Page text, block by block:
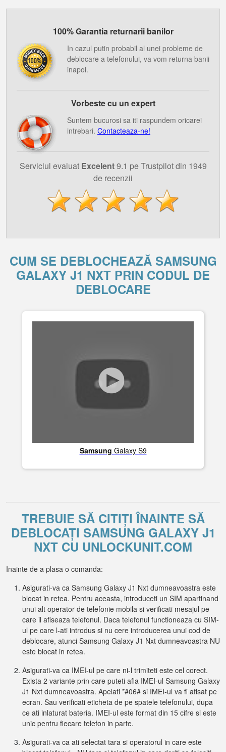
100% Garantia returnarii banilor
In cazul putin probabil al unei probleme de
deblocare a telefonului, va vom returna banii
inapoi.
Vorbeste cu un expert
Suntem bucurosi sa iti raspundem oricarei
intrebari. Contacteaza-ne!
Serviciul evaluat Excelent9.1 pe Trustpilot din 1949
de recenzii
CUM SE DEBLOCHEAZĂ SAMSUNG
GALAXY J1 NXT PRIN CODUL DE
DEBLOCARE
Samsung Galaxy S9
TREBUIE SĂ CITIȚI ÎNAINTE SĂ
DEBLOCAȚI SAMSUNG GALAXY J1
NXT CU UNLOCKUNIT.COM
Inainte de a plasa o comanda:
Asigurati-va ca Samsung Galaxy J1 Nxt dumneavoastra este
blocat in retea. Pentru aceasta, introduceti un SIM apartinand
unui alt operator de telefonie mobila si verificati mesajul pe
care il afiseaza telefonul. Daca telefonul functioneaza cu SIM-
ul pe care l-ati introdus si nu cere introducerea unui cod de
deblocare, atunci Samsung Galaxy J1 Nxt dumneavoastra NU
este blocat in retea.
Asigurati-va ca IMEI-ul pe care ni-l trimiteti este cel corect.
Exista 2 variante prin care puteti afla IMEI-ul Samsung Galaxy
J1 Nxt dumneavoastra. Apelati *#06# si IMEI-ul va fi afisat pe
ecran. Sau verificati eticheta de pe spatele telefonului, dupa
ce ati inlaturat bateria. IMEI-ul este format din 15 cifre si este
unic pentru fiecare telefon in parte.
Asigurati-va ca ati selectat tara si operatorul in care este